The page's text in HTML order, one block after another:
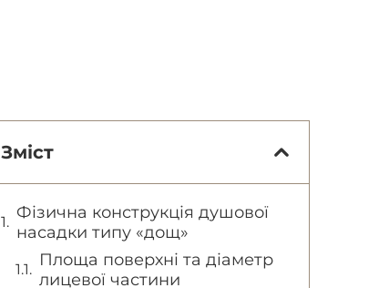
Зміст
Фізична конструкція душової
насадки типу «дощ»
Площа поверхні та діаметр
лицевої частини